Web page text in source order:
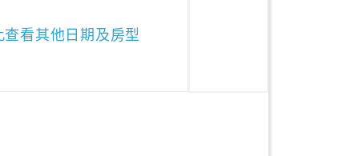
查看其他日期及房型